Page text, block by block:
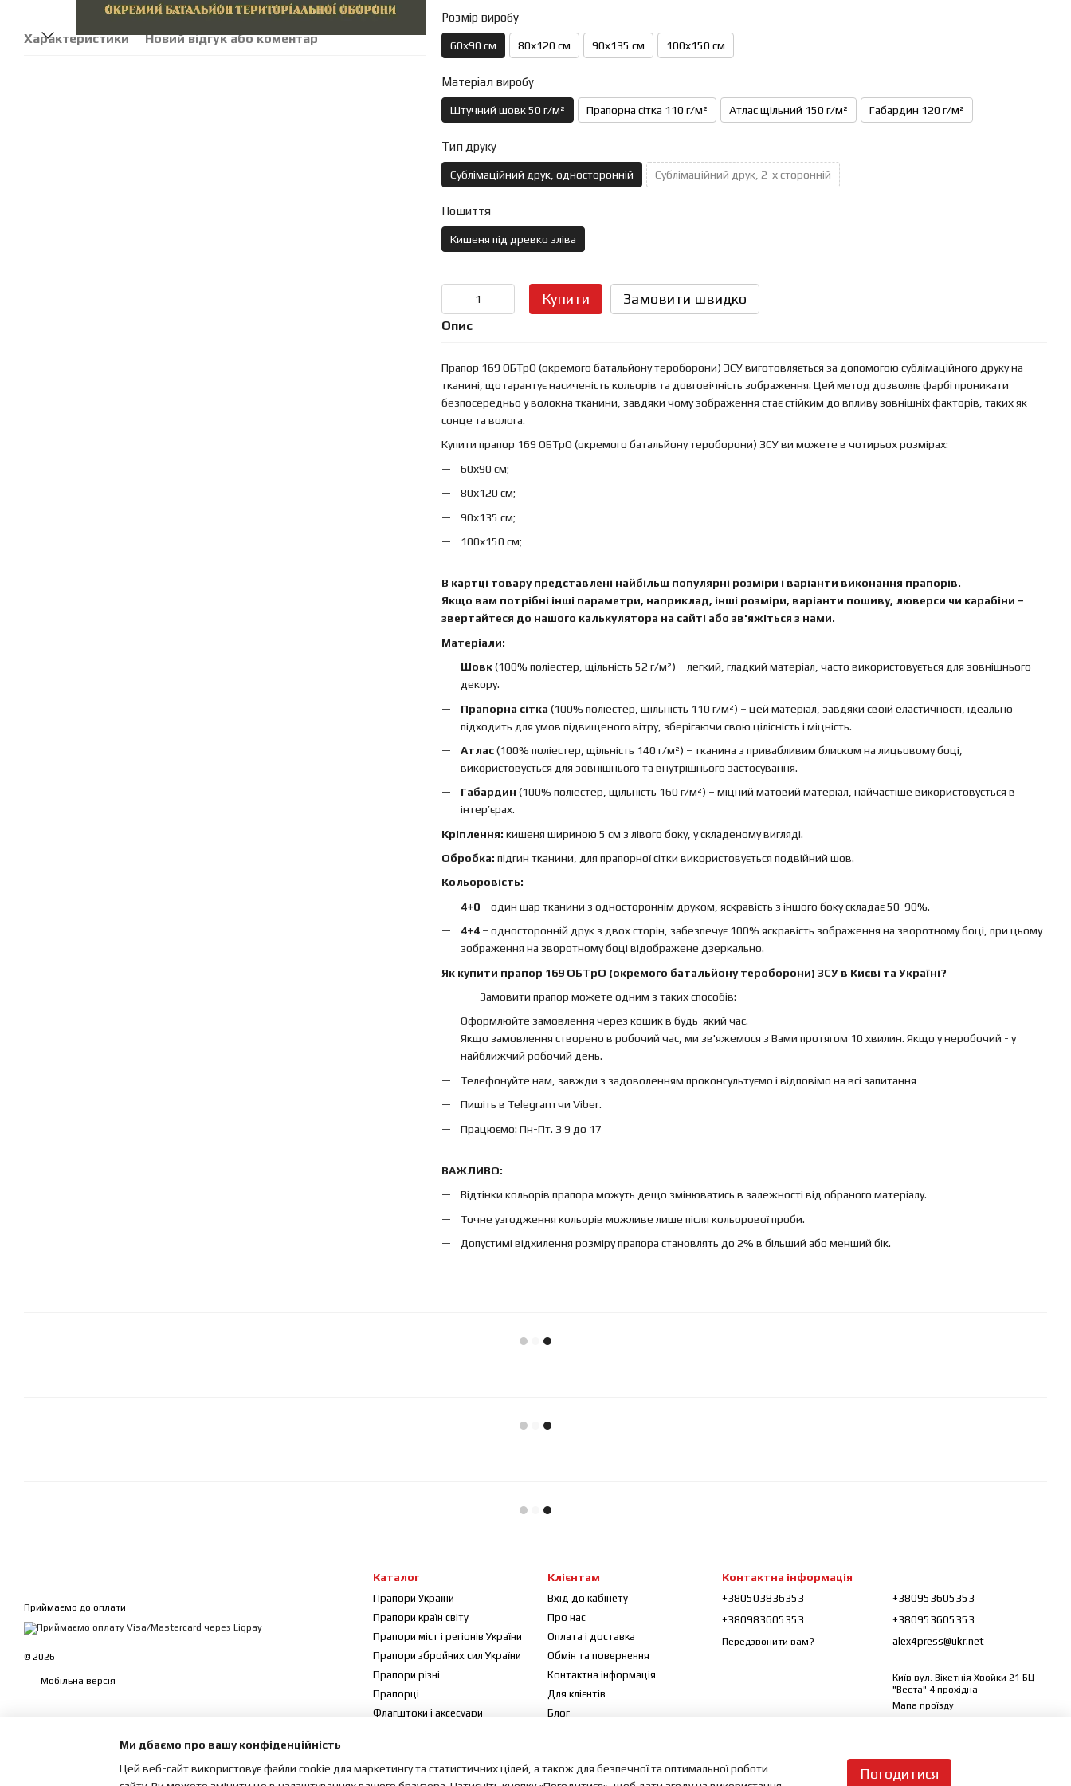
Характеристики Новий відгук або коментар
Розмір виробу
60х90 см 80х120 см 90х135 см 100х150 см
Матеріал виробу
Штучний шовк 50 г/м² Прапорна сітка 110 г/м² Атлас щільний 150 г/м² Габардин 120 г/м²
Тип друку
Сублімаційний друк, односторонній Сублімаційний друк, 2-х сторонній
Пошиття
Кишеня під древко зліва
Купити Замовити швидко
Опис
Прапор 169 ОБТрО (окремого батальйону тероборони) ЗСУ виготовляється за допомогою сублімаційного друку на
тканині, що гарантує насиченість кольорів та довговічність зображення. Цей метод дозволяє фарбі проникати
безпосередньо у волокна тканини, завдяки чому зображення стає стійким до впливу зовнішніх факторів, таких як
сонце та волога.
Купити прапор 169 ОБТрО (окремого батальйону тероборони) ЗСУ ви можете в чотирьох розмірах:
60х90 см;
80х120 см;
90х135 см;
100х150 см;
В картці товару представлені найбільш популярні розміри і варіанти виконання прапорів.
Якщо вам потрібні інші параметри, наприклад, інші розміри, варіанти пошиву, люверси чи карабіни –
звертайтеся до нашого калькулятора на сайті або зв'яжіться з нами.
Матеріали:
Шовк(100% поліестер, щільність 52 г/м²) – легкий, гладкий матеріал, часто використовується для зовнішнього
декору.
Прапорна сітка (100% поліестер, щільність 110 г/м²) – цей матеріал, завдяки своїй еластичності, ідеально
підходить для умов підвищеного вітру, зберігаючи свою цілісність і міцність.
Атлас(100% поліестер, щільність 140 г/м²) – тканина з привабливим блиском на лицьовому боці,
використовується для зовнішнього та внутрішнього застосування.
Габардин (100% поліестер, щільність 160 г/м²) – міцний матовий матеріал, найчастіше використовується в
інтер’єрах.
Кріплення: кишеня шириною 5 см з лівого боку, у складеному вигляді.
Обробка: підгин тканини, для прапорної сітки використовується подвійний шов.
Кольоровість:
4+0– один шар тканини з одностороннім друком, яскравість з іншого боку складає 50-90%.
4+4– односторонній друк з двох сторін, забезпечує 100% яскравість зображення на зворотному боці, при цьому
зображення на зворотному боці відображене дзеркально.
Як купити прапор 169 ОБТрО (окремого батальйону тероборони) ЗСУ в Києві та Україні?
Замовити прапор можете одним з таких способів:
Оформлюйте замовлення через кошик в будь-який час.
Якщо замовлення створено в робочий час, ми зв'яжемося з Вами протягом 10 хвилин. Якщо у неробочий - у
найближчий робочий день.
Телефонуйте нам, завжди з задоволенням проконсультуємо і відповімо на всі запитання
Пишіть в Telegram чи Viber.
Працюємо: Пн-Пт. З 9 до 17
ВАЖЛИВО:
Відтінки кольорів прапора можуть дещо змінюватись в залежності від обраного матеріалу.
Точне узгодження кольорів можливе лише після кольорової проби.
Допустимі відхилення розміру прапора становлять до 2% в більший або менший бік.
Приймаємо до оплати
© 2026
Мобільна версія
Каталог
Прапори України
Прапори країн світу
Прапори міст і регіонів України
Прапори збройних сил України
Прапори різні
Прапорці
Флагштоки і аксесуари
Клієнтам
Вхід до кабінету
Про нас
Оплата і доставка
Обмін та повернення
Контактна інформація
Для клієнтів
Блог
Мапа сайту
Контактна інформація
+380503836353
+380983605353
Передзвонити вам?
+380953605353
+380953605353
alex4press@ukr.net
Київ вул. Вікетнія Хвойки 21 БЦ
"Веста" 4 прохідна
Мапа проїзду
Ми дбаємо про вашу конфіденційність
Цей веб-сайт використовує файли cookie для маркетингу та статистичних цілей, а також для безпечної та оптимальної роботи
Погодитися